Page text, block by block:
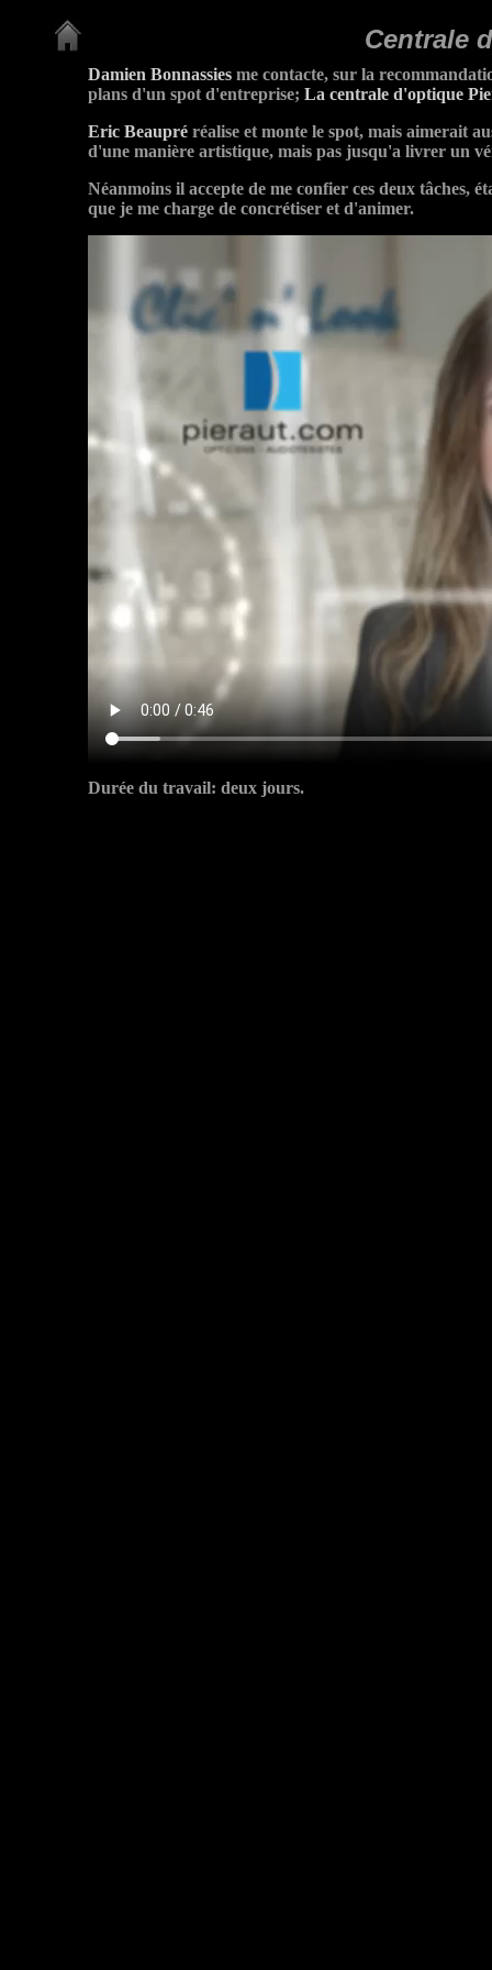
Centrale
Damien Bonnassiesme contacte, sur la
plans d'un spot d'entreprise; La centrale d'optique
Eric Beaupréréalise et monte le spot, mais aimerait
d'une manière artistique, mais pas jusqu'a livrer un
Néanmoins il accepte de me confier ces deux tâches,
que je me charge de concrétiser et d'animer.
Durée du travail: deux jours.